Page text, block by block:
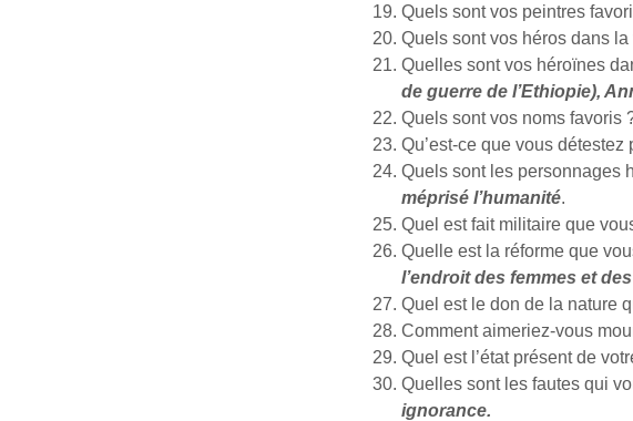
Quels sont vos peintres
Quels sont vos héros dans
Quelles sont vos héroïnes
de guerre de l’Ethiopie),
Quels sont vos noms favoris
Qu’est-ce que vous détestez
Quels sont les personnages
méprisé l’humanité.
Quel est fait militaire que
Quelle est la réforme que
l’endroit des femmes et
Quel est le don de la nature
Comment aimeriez-vous
Quel est l’état présent de
Quelles sont les fautes qui
ignorance.